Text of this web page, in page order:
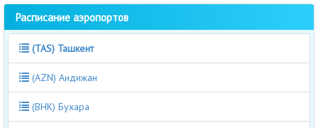
Расписание аэропортов
(TAS) Ташкент
(AZN) Андижан
(BHK) Бухара